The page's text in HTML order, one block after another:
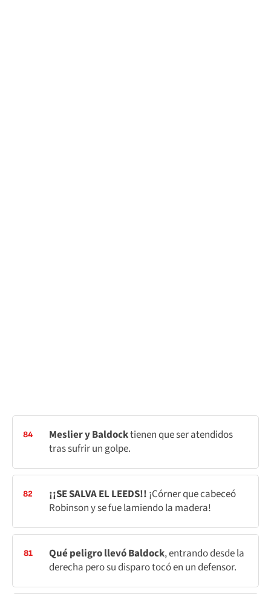
84 Meslier y Baldocktienen que ser atendidos
tras sufrir un golpe.
82 ¡¡SE SALVA EL LEEDS!! ¡Córner que cabeceó
Robinson y se fue lamiendo la madera!
81 Qué peligro llevó Baldock, entrando desde la
derecha pero su disparo tocó en un defensor.